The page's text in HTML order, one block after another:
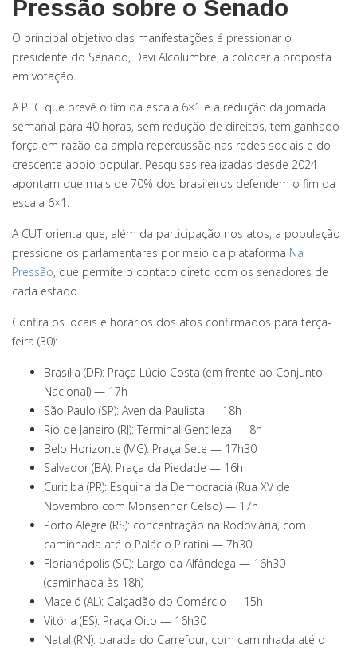
Pressão sobre o Senado
O principal objetivo das manifestações é pressionar o
presidente do Senado, Davi Alcolumbre, a colocar a proposta
em votação.
A PEC que prevê o fim da escala 6×1 e a redução da jornada
semanal para 40 horas, sem redução de direitos, tem ganhado
força em razão da ampla repercussão nas redes sociais e do
crescente apoio popular. Pesquisas realizadas desde 2024
apontam que mais de 70% dos brasileiros defendem o fim da
escala 6×1.
A CUT orienta que, além da participação nos atos, a população
pressione os parlamentares por meio da plataforma Na
Pressão, que permite o contato direto com os senadores de
cada estado.
Confira os locais e horários dos atos confirmados para terça-
feira (30):
Brasília (DF): Praça Lúcio Costa (em frente ao Conjunto
Nacional) — 17h
São Paulo (SP): Avenida Paulista — 18h
Rio de Janeiro (RJ): Terminal Gentileza — 8h
Belo Horizonte (MG): Praça Sete — 17h30
Salvador (BA): Praça da Piedade — 16h
Curitiba (PR): Esquina da Democracia (Rua XV de
Novembro com Monsenhor Celso) — 17h
Porto Alegre (RS): concentração na Rodoviária, com
caminhada até o Palácio Piratini — 7h30
Florianópolis (SC): Largo da Alfândega — 16h30
(caminhada às 18h)
Maceió (AL): Calçadão do Comércio — 15h
Vitória (ES): Praça Oito — 16h30
Natal (RN): parada do Carrefour, com caminhada até o